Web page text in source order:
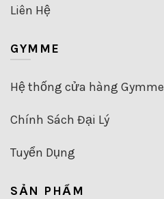
Liên Hệ
GYMME
Hệ thống cửa hàng Gymme
Chính Sách Đại Lý
Tuyển Dụng
SẢN PHẨM